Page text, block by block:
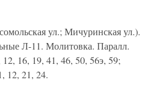
ул.; Мичуринская ул.).
Л-11. Молитовка. Паралл.
16, 19, 41, 46, 50, 56э, 59;
12, 21, 24.